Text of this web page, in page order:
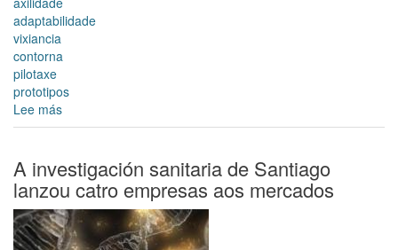
adaptabilidade
vixiancia
contorna
pilotaxe
prototipos
Lee más
Cómo
unha
organización
áxil?
A investigación sanitaria de Santiago
lanzou catro empresas aos mercados